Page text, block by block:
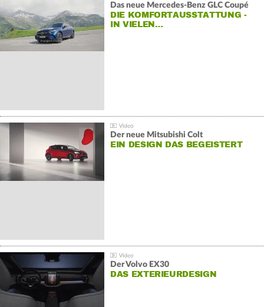
Das neue Mercedes-Benz GLC Coupé
DIE KOMFORTAUSSTATTUNG -
IN VIELEN…
Der neue Mitsubishi Colt
EIN DESIGN DAS BEGEISTERT
Der Volvo EX30
DAS EXTERIEURDESIGN